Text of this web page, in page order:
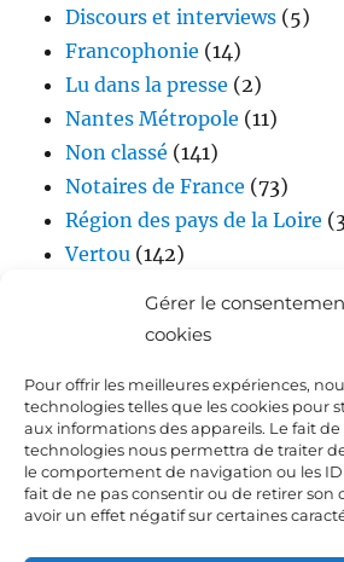
Gérer le
cookies
Pour offrir les meilleures expériences,
technologies telles que les cookies pour
aux informations des appareils. Le fait de
technologies nous permettra de traiter
le comportement de navigation ou les ID
fait de ne pas consentir ou de retirer
avoir un effet négatif sur certaines
Discours et interviews (5)
Francophonie (14)
Lu dans la presse (2)
Nantes Métropole (11)
Non classé (141)
Notaires de France (73)
Région des pays de la Loire
Vertou (142)
Accueil